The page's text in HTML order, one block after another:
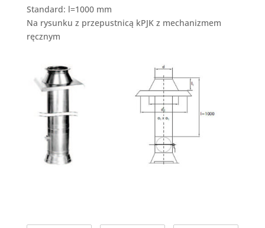
Standard: l=1000 mm
Na rysunku z przepustnicą kPJK z mechanizmem
ręcznym